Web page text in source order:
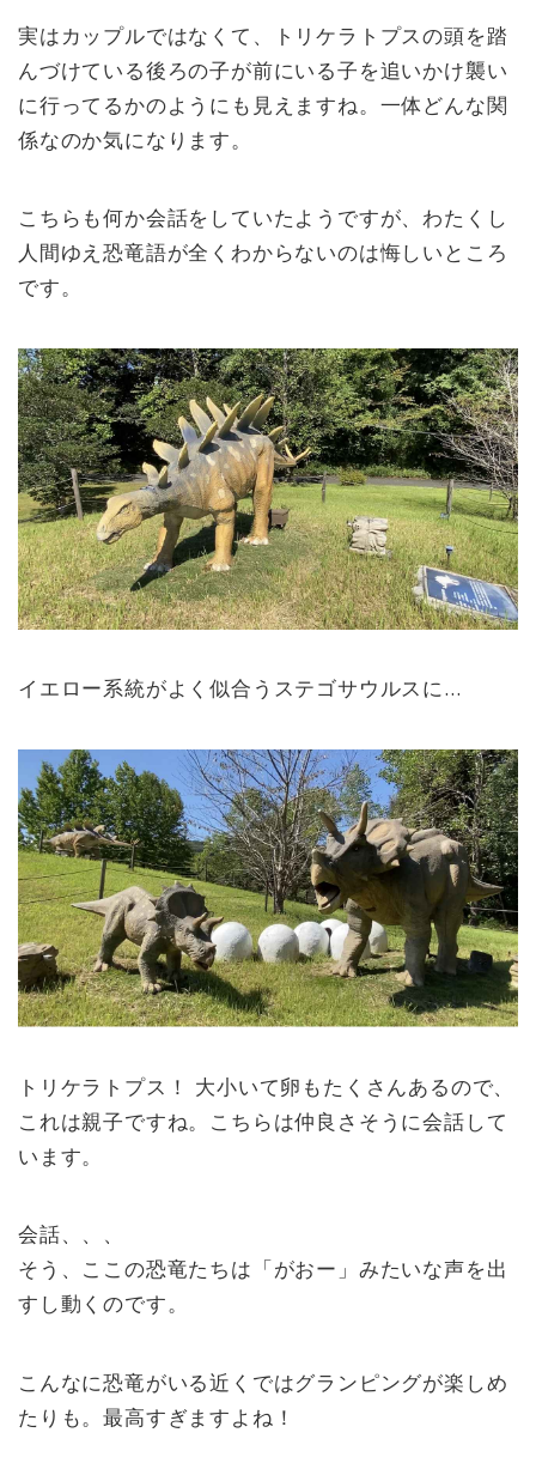
実はカップルではなくて、トリケラトプスの頭を踏
んづけている後ろの子が前にいる子を追いかけ襲い
に行ってるかのようにも見えますね。一体どんな関
係なのか気になります。
こちらも何か会話をしていたようですが、わたくし
人間ゆえ恐竜語が全くわからないのは悔しいところ
です。
イエロー系統がよく似合うステゴサウルスに…
トリケラトプス！ 大小いて卵もたくさんあるので、
これは親子ですね。こちらは仲良さそうに会話して
います。
会話、、、
そう、ここの恐竜たちは「がおー」みたいな声を出
すし動くのです。
こんなに恐竜がいる近くではグランピングが楽しめ
たりも。最高すぎますよね！